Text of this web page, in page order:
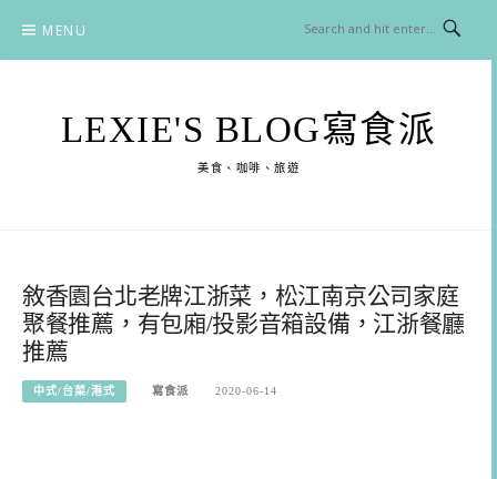
content
MENU
LEXIE'S BLOG寫食派
美食、咖啡、旅遊
敘香園台北老牌江浙菜，松江南京公司家庭
聚餐推薦，有包廂/投影音箱設備，江浙餐廳
推薦
中式/台菜/港式 寫食派 2020-06-14